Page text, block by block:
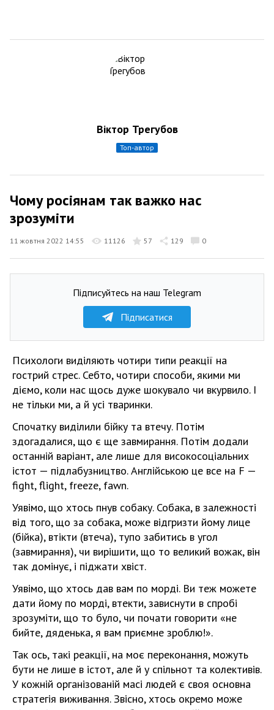
Віктор Трегубов
топ-автор
Чому росіянам так важко нас
зрозуміти
11 жовтня 2022 14:55 11126 57 129 0
Підписуйтесь на наш Telegram
Підписатися
Психологи виділяють чотири типи реакції на
гострий стрес. Себто, чотири способи, якими ми
діємо, коли нас щось дуже шокувало чи вкурвило. І
не тільки ми, а й усі тваринки.
Спочатку виділили бійку та втечу. Потім
здогадалися, що є ще завмирання. Потім додали
останній варіант, але лише для високосоціальних
істот — підлабузництво. Англійською це все на F —
fight, flight, freeze, fawn.
Уявімо, що хтось пнув собаку. Собака, в залежності
від того, що за собака, може відгризти йому лице
(бійка), втікти (втеча), тупо забитись в угол
(завмирання), чи вирішити, що то великий вожак, він
так домінує, і піджати хвіст.
Уявімо, що хтось дав вам по морді. Ви теж можете
дати йому по морді, втекти, зависнути в спробі
зрозуміти, що то було, чи почати говорити «не
бийте, дяденька, я вам приємне зроблю!».
Так ось, такі реакції, на моє переконання, можуть
бути не лише в істот, але й у спільнот та колективів.
У кожній організованій масі людей є своя основна
стратегія виживання. Звісно, хтось окремо може